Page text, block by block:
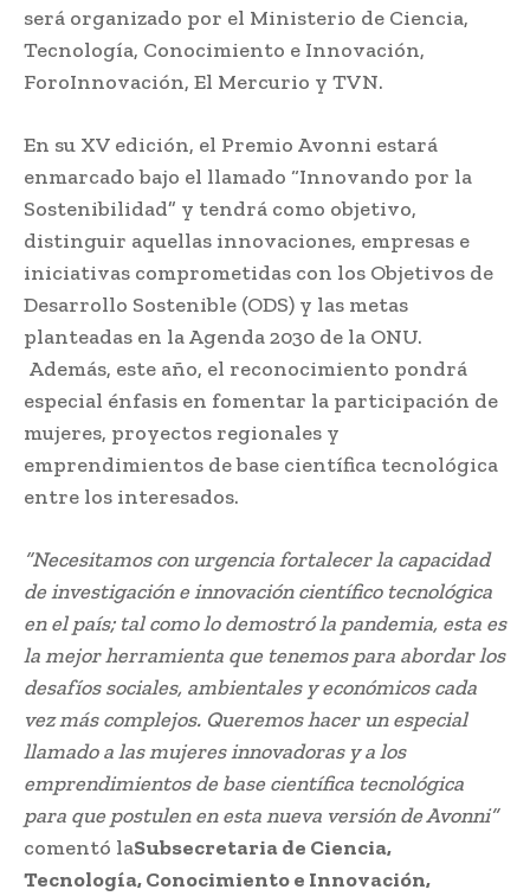
será organizado por el Ministerio de Ciencia,
Tecnología, Conocimiento e Innovación,
ForoInnovación, El Mercurio y TVN.
En su XV edición, el Premio Avonni estará
enmarcado bajo el llamado “Innovando por la
Sostenibilidad” y tendrá como objetivo,
distinguir aquellas innovaciones, empresas e
iniciativas comprometidas con los Objetivos de
Desarrollo Sostenible (ODS) y las metas
planteadas en la Agenda 2030 de la ONU.
Además, este año, el reconocimiento pondrá
especial énfasis en fomentar la participación de
mujeres, proyectos regionales y
emprendimientos de base científica tecnológica
entre los interesados.
“Necesitamos con urgencia fortalecer la capacidad
de investigación e innovación científico tecnológica
en el país; tal como lo demostró la pandemia, esta es
la mejor herramienta que tenemos para abordar los
desafíos sociales, ambientales y económicos cada
vez más complejos. Queremos hacer un especial
llamado a las mujeres innovadoras y a los
emprendimientos de base científica tecnológica
para que postulen en esta nueva versión de Avonni”
comentó laSubsecretaria de Ciencia,
Tecnología, Conocimiento e Innovación,